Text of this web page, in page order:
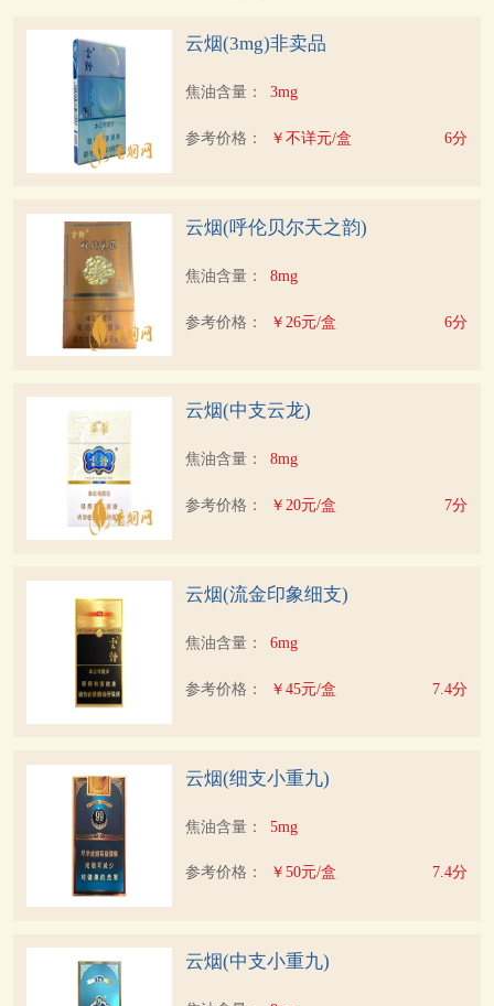
云烟(3mg)非卖品
焦油含量： 3mg
参考价格： ￥不详元/盒 6分
云烟(呼伦贝尔天之韵)
焦油含量： 8mg
参考价格： ￥26元/盒 6分
云烟(中支云龙)
焦油含量： 8mg
参考价格： ￥20元/盒 7分
云烟(流金印象细支)
焦油含量： 6mg
参考价格： ￥45元/盒 7.4分
云烟(细支小重九)
焦油含量： 5mg
参考价格： ￥50元/盒 7.4分
云烟(中支小重九)